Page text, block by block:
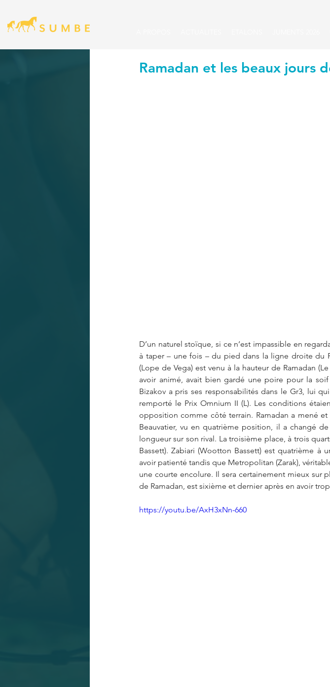
Ramadan et les beaux jours
D’un naturel stoïque, si ce n’est impassible en
à taper – une fois – du pied dans la ligne droite du
(Lope de Vega) est venu à la hauteur de Ramadan
avoir animé, avait bien gardé une poire pour la
Bizakov a pris ses responsabilités dans le Gr3, lui
remporté le Prix Omnium II (L). Les conditions
opposition comme côté terrain. Ramadan a mené
Beauvatier, vu en quatrième position, il a changé
longueur sur son rival. La troisième place, à trois
Bassett). Zabiari (Wootton Bassett) est quatrième à
avoir patienté tandis que Metropolitan (Zarak),
une courte encolure. Il sera certainement mieux sur
de Ramadan, est sixième et dernier après en avoir
https://youtu.be/AxH3xNn-660